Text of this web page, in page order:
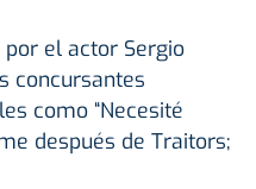
el actor Sergio
concursantes
como “Necesité
después de Traitors;